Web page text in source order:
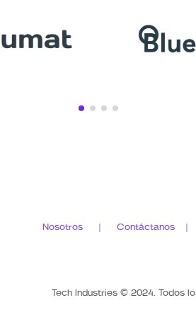
Nosotros | Contáctanos
Tech Industries © 2024. Todos